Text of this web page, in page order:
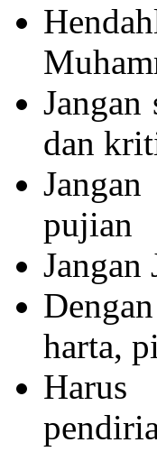
dan
pujian
harta,